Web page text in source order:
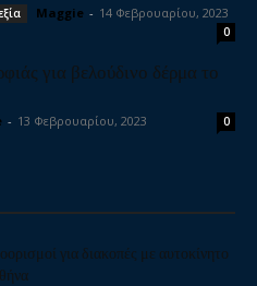
Maggie - 14 Φεβρουαρίου, 2023
0
για βελούδινο δέρμα το
- 13 Φεβρουαρίου, 2023 0
για διακοπές με αυτοκίνητο